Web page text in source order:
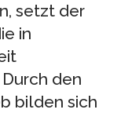
setzt der
in
den
bilden sich